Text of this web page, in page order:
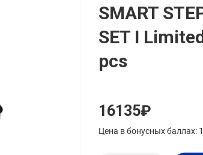
SMART
SET I
pcs
16135₽
Цена в бонусных баллах: